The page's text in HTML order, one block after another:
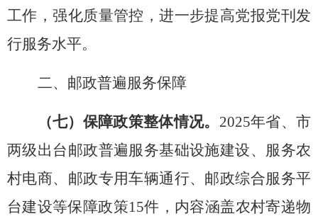
工作 ，强化质量管控，进一步提高党报党刊发
行服务水平。
二、邮政普遍服务保障
（七）保障政策整体情况。 2025年省、市
两级出台邮政普遍服务基础设施建设、服务农
村电商、邮政专用车辆通行、邮政综合服务平
台建设等保障政策15件，内容涵盖农村寄递物